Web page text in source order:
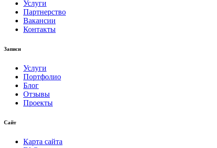
Услуги
Партнерство
Вакансии
Контакты
Записи
Услуги
Портфолио
Блог
Отзывы
Проекты
Сайт
Карта сайта